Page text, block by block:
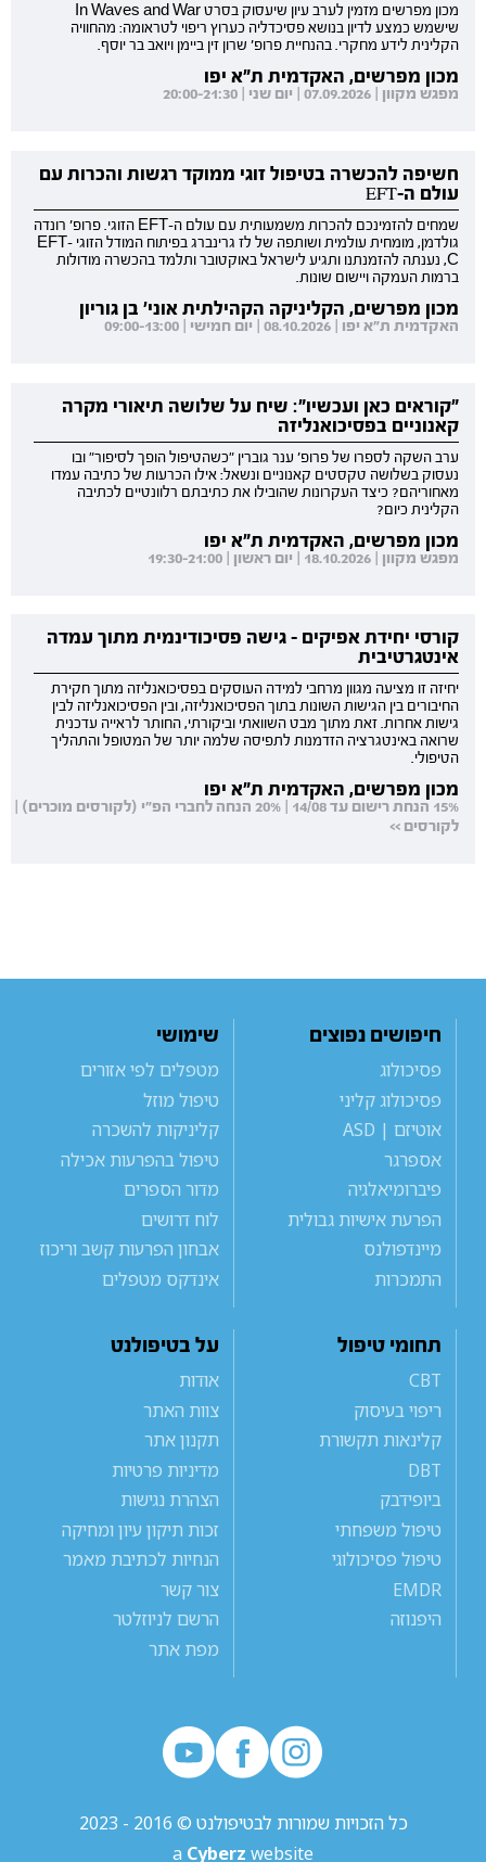
מכון מפרשים מזמין לערב עיון שיעסוק בסרט In Waves and War
שישמש כמצע לדיון בנושא פסיכדליה כערוץ ריפוי לטראומה: מהחוויה
הקלינית לידע מחקרי. בהנחיית פרופ' שרון זין ביימן ויואב בר יוסף.
מכון מפרשים, האקדמית ת"א יפו
מפגש מקוון | 07.09.2026 | יום שני | 20:00-21:30
חשיפה להכשרה בטיפול זוגי ממוקד רגשות והכרות עם
עולם ה-EFT
שמחים להזמינכם להכרות משמעותית עם עולם ה-EFT הזוגי. פרופ' רונדה
גולדמן, מומחית עולמית ושותפה של לז גרינברג בפיתוח המודל הזוגי EFT-
C, נענתה להזמנתנו ותגיע לישראל באוקטובר ותלמד בהכשרה מודולות
ברמות העמקה ויישום שונות.
מכון מפרשים, הקליניקה הקהילתית אוני' בן גוריון
האקדמית ת"א יפו | 08.10.2026 | יום חמישי | 09:00-13:00
"קוראים כאן ועכשיו": שיח על שלושה תיאורי מקרה
קאנוניים בפסיכואנליזה
ערב השקה לספרו של פרופ' ענר גוברין "כשהטיפול הופך לסיפור" ובו
נעסוק בשלושה טקסטים קאנוניים ונשאל: אילו הכרעות של כתיבה עמדו
מאחוריהם? כיצד העקרונות שהובילו את כתיבתם רלוונטיים לכתיבה
הקלינית כיום?
מכון מפרשים, האקדמית ת"א יפו
מפגש מקוון | 18.10.2026 | יום ראשון | 19:30-21:00
קורסי יחידת אפיקים - גישה פסיכודינמית מתוך עמדה
אינטגרטיבית
יחיזה זו מציעה מגוון מרחבי למידה העוסקים בפסיכואנליזה מתוך חקירת
החיבורים בין הגישות השונות בתוך הפסיכואנליזה, ובין הפסיכואנליזה לבין
גישות אחרות. זאת מתוך מבט השוואתי וביקורתי, החותר לראייה עדכנית
שרואה באינטגרציה הזדמנות לתפיסה שלמה יותר של המטופל והתהליך
הטיפולי.
מכון מפרשים, האקדמית ת"א יפו
15% הנחת רישום עד 14/08 | 20% הנחה לחברי הפ"י (לקורסים מוכרים) |
לקורסים >>
חיפושים נפוצים
פסיכולוג
פסיכולוג קליני
אוטיזם | ASD
אספרגר
פיברומיאלגיה
הפרעת אישיות גבולית
מיינדפולנס
התמכרות
שימושי
מטפלים לפי אזורים
טיפול מוזל
קליניקות להשכרה
טיפול בהפרעות אכילה
מדור הספרים
לוח דרושים
אבחון הפרעות קשב וריכוז
אינדקס מטפלים
תחומי טיפול
CBT
ריפוי בעיסוק
קלינאות תקשורת
DBT
ביופידבק
טיפול משפחתי
טיפול פסיכולוגי
EMDR
היפנוזה
על בטיפולנט
אודות
צוות האתר
תקנון אתר
מדיניות פרטיות
הצהרת נגישות
זכות תיקון עיון ומחיקה
הנחיות לכתיבת מאמר
צור קשר
הרשם לניוזלטר
מפת אתר
כל הזכויות שמורות לבטיפולנט © 2016 - 2023
a Cyberz website